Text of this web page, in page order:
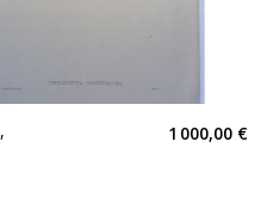
1 000,00 €